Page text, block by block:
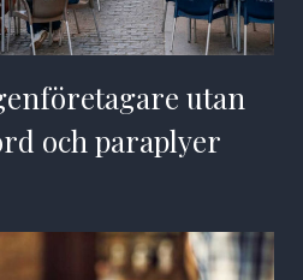
utan
och paraplyer